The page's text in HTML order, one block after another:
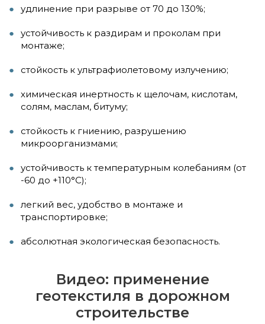
удлинение при разрыве от 70 до 130%;
устойчивость к раздирам и проколам при
монтаже;
стойкость к ультрафиолетовому излучению;
химическая инертность к щелочам, кислотам,
солям, маслам, битуму;
стойкость к гниению, разрушению
микроорганизмами;
устойчивость к температурным колебаниям (от
-60 до +110°С);
легкий вес, удобство в монтаже и
транспортировке;
абсолютная экологическая безопасность.
Видео: применение
геотекстиля в дорожном
строительстве